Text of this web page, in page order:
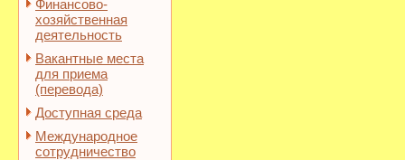
Финансово-
хозяйственная
деятельность
Вакантные места
для приема
(перевода)
Доступная среда
Международное
сотрудничество